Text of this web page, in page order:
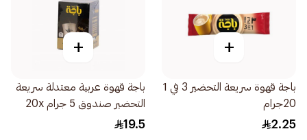
+
باجة قهوة سريعة التحضير 3 في 1
20جرام
2.25
+
باجة قهوة عربية معتدلة سريعة
التحضير صندوق 5 جرام 20x
حبة
19.5